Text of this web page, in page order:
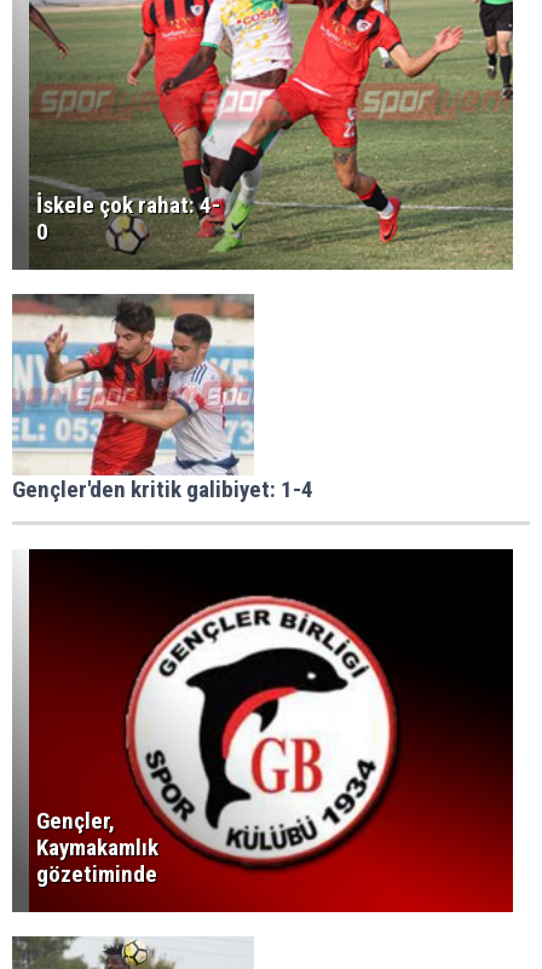
İskele çok rahat: 4-
0
Gençler'den kritik galibiyet: 1-4
Gençler,
Kaymakamlık
gözetiminde